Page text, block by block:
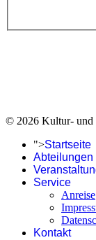
© 2026 Kultur- und
">Startseite
Abteilungen
Service
Anreise
Kontakt